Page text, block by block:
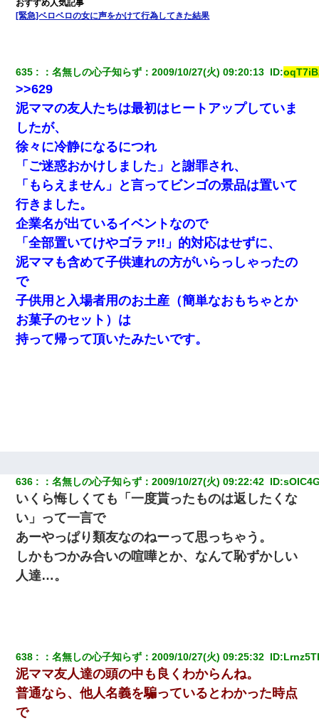
[緊急]ベロベロの女に声をかけて行為してきた結果
635 ：名無しの心子知らず ：2009/10/27(火) 09:20:13 ID:
>>629
泥ママの友人たちは最初はヒートアップしていま
したが、
徐々に冷静になるにつれ
「ご迷惑おかけしました」と謝罪され、
「もらえません」と言ってビンゴの景品は置いて
行きました。
企業名が出ているイベントなので
「全部置いてけやゴラァ!!」的対応はせずに、
泥ママも含めて子供連れの方がいらっしゃったの
で
子供用と入場者用のお土産（簡単なおもちゃとか
お菓子のセット）は
持って帰って頂いたみたいです。
636 ：名無しの心子知らず ：2009/10/27(火) 09:22:42 ID:
いくら悔しくても「一度貰ったものは返したくな
い」って一言で
あーやっぱり類友なのねーって思っちゃう。
しかもつかみ合いの喧嘩とか、なんて恥ずかしい
人達…。
638 ：名無しの心子知らず ：2009/10/27(火) 09:25:32 ID:
泥ママ友人達の頭の中も良くわからんね。
普通なら、他人名義を騙っているとわかった時点
で